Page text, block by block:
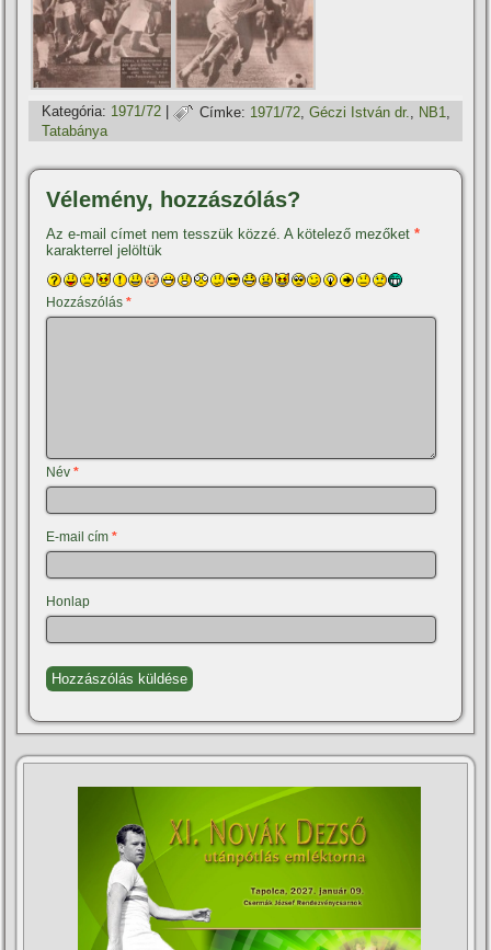
Kategória: 1971/72 | Címke: 1971/72 ,Géczi István dr. NB1
Tatabánya
Vélemény, hozzászólás?
Az e-mail címet nem tesszük közzé. A kötelező mezőket*
karakterrel jelöltük
Hozzászólás*
Név*
E-mail cím*
Honlap